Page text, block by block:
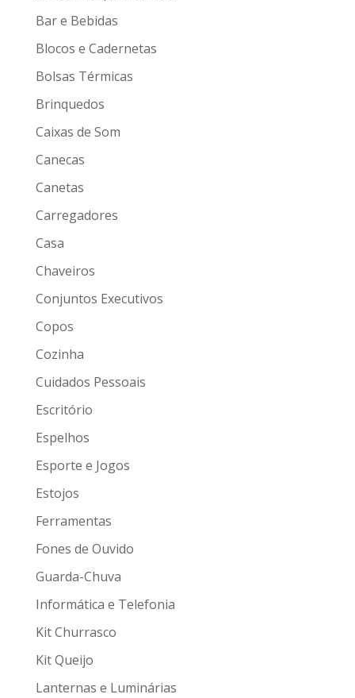
Bar e Bebidas
Blocos e Cadernetas
Bolsas Térmicas
Brinquedos
Caixas de Som
Canecas
Canetas
Carregadores
Casa
Chaveiros
Conjuntos Executivos
Copos
Cozinha
Cuidados Pessoais
Escritório
Espelhos
Esporte e Jogos
Estojos
Ferramentas
Fones de Ouvido
Guarda-Chuva
Informática e Telefonia
Kit Churrasco
Kit Queijo
Lanternas e Luminárias